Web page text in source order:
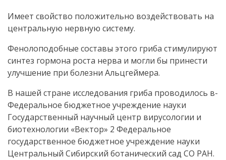
Имеет свойство положительно воздействовать на
центральную нервную систему.
Фенолоподобные составы этого гриба стимулируют
синтез гормона роста нерва и могли бы принести
улучшение при болезни Альцгеймера.
В нашей стране исследования гриба проводилось в-
Федеральное бюджетное учреждение науки
Государственный научный центр вирусологии и
биотехнологии «Вектор» 2 Федеральное
государственное бюджетное учреждение науки
Центральный Сибирский ботанический сад СО РАН.